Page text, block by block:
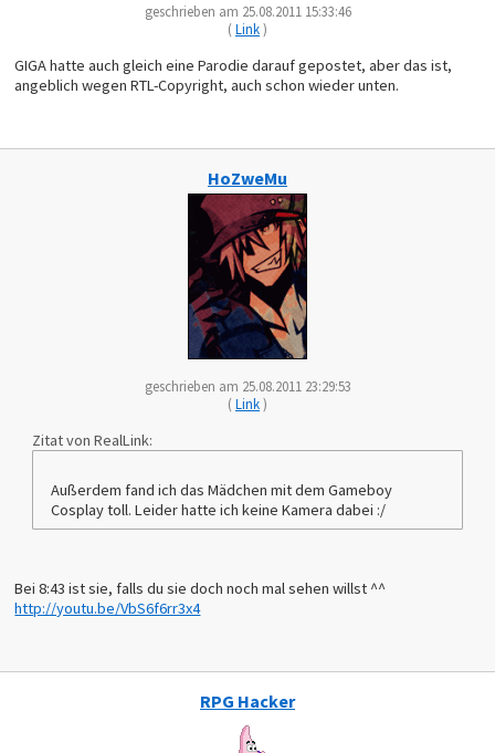
geschrieben am 25.08.2011 15:33:46
(Link)
GIGA hatte auch gleich eine Parodie darauf gepostet, aber das ist,
angeblich wegen RTL-Copyright, auch schon wieder unten.
HoZweMu
geschrieben am 25.08.2011 23:29:53
(Link)
Zitat von RealLink:
Außerdem fand ich das Mädchen mit dem Gameboy
Cosplay toll. Leider hatte ich keine Kamera dabei :/
Bei 8:43 ist sie, falls du sie doch noch mal sehen willst ^^
http://youtu.be/VbS6f6rr3x4
RPG Hacker